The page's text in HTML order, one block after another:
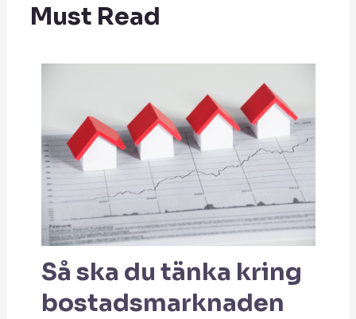
Must Read
Så ska du tänka kring
bostadsmarknaden